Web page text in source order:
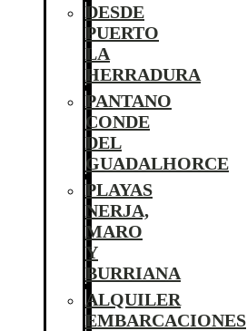
DESDE
PUERTO
LA
HERRADURA
PANTANO
CONDE
DEL
GUADALHORCE
PLAYAS
NERJA,
MARO
Y
BURRIANA
ALQUILER
EMBARCACIONES